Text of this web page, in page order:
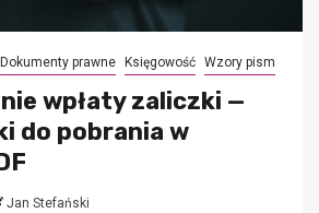
Dokumenty prawne Księgowość Wzory pism
wpłaty zaliczki —
do pobrania w
Jan Stefański